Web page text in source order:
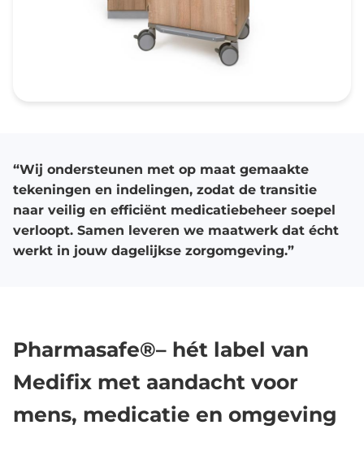
“Wij ondersteunen met op maat gemaakte
tekeningen en indelingen, zodat de transitie
naar veilig en efficiënt medicatiebeheer soepel
verloopt. Samen leveren we maatwerk dat écht
werkt in jouw dagelijkse zorgomgeving.”
Pharmasafe®– hét label van
Medifix met aandacht voor
mens, medicatie en omgeving